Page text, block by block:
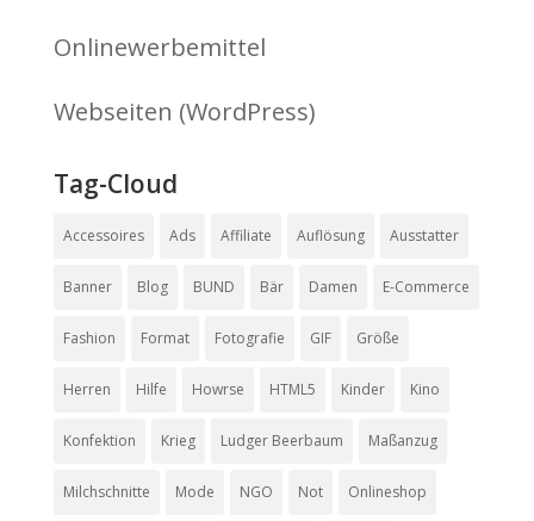
Onlinewerbemittel
Webseiten (WordPress)
Tag-Cloud
Accessoires Ads Affiliate Auflösung Ausstatter
Banner Blog BUND Bär Damen E-Commerce
Fashion Format Fotografie GIF Größe
Herren Hilfe Howrse HTML5 Kinder Kino
Konfektion Krieg Ludger Beerbaum Maßanzug
Milchschnitte Mode NGO Not Onlineshop